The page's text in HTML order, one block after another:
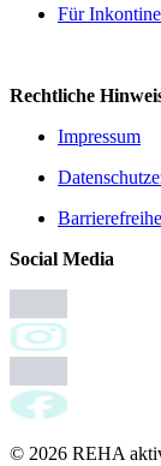
Für
Rechtliche
Impressum
Social Media
© 2026 REHA